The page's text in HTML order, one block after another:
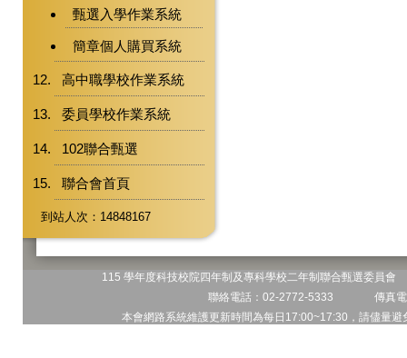
甄選入學作業系統
簡章個人購買系統
高中職學校作業系統
委員學校作業系統
102聯合甄選
聯合會首頁
到站人次：14848167
115 學年度科技校院四年制及專科學校二年制聯合甄選委員
聯絡電話：02-2772-5333 傳真
本會網路系統維護更新時間為每日17:00~17:30，請儘量